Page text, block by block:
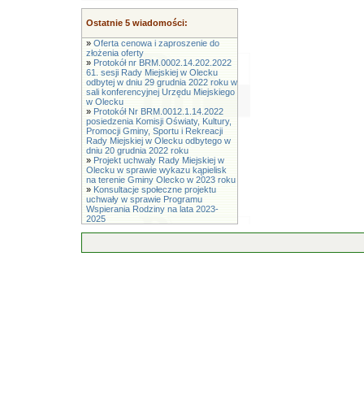
Ostatnie 5 wiadomości:
» Oferta cenowa i zaproszenie do
złożenia oferty
» Protokół nr BRM.0002.14.202.2022
61. sesji Rady Miejskiej w Olecku
odbytej w dniu 29 grudnia 2022 roku w
sali konferencyjnej Urzędu Miejskiego
w Olecku
» Protokół Nr BRM.0012.1.14.2022
posiedzenia Komisji Oświaty, Kultury,
Promocji Gminy, Sportu i Rekreacji
Rady Miejskiej w Olecku odbytego w
dniu 20 grudnia 2022 roku
» Projekt uchwały Rady Miejskiej w
Olecku w sprawie wykazu kąpielisk
na terenie Gminy Olecko w 2023 roku
» Konsultacje społeczne projektu
uchwały w sprawie Programu
Wspierania Rodziny na lata 2023-
2025